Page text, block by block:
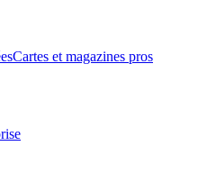
Cartes et magazines pros